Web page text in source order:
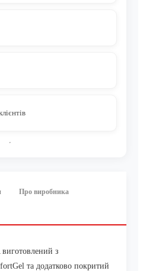
Про виробника
з
та додатково покритий